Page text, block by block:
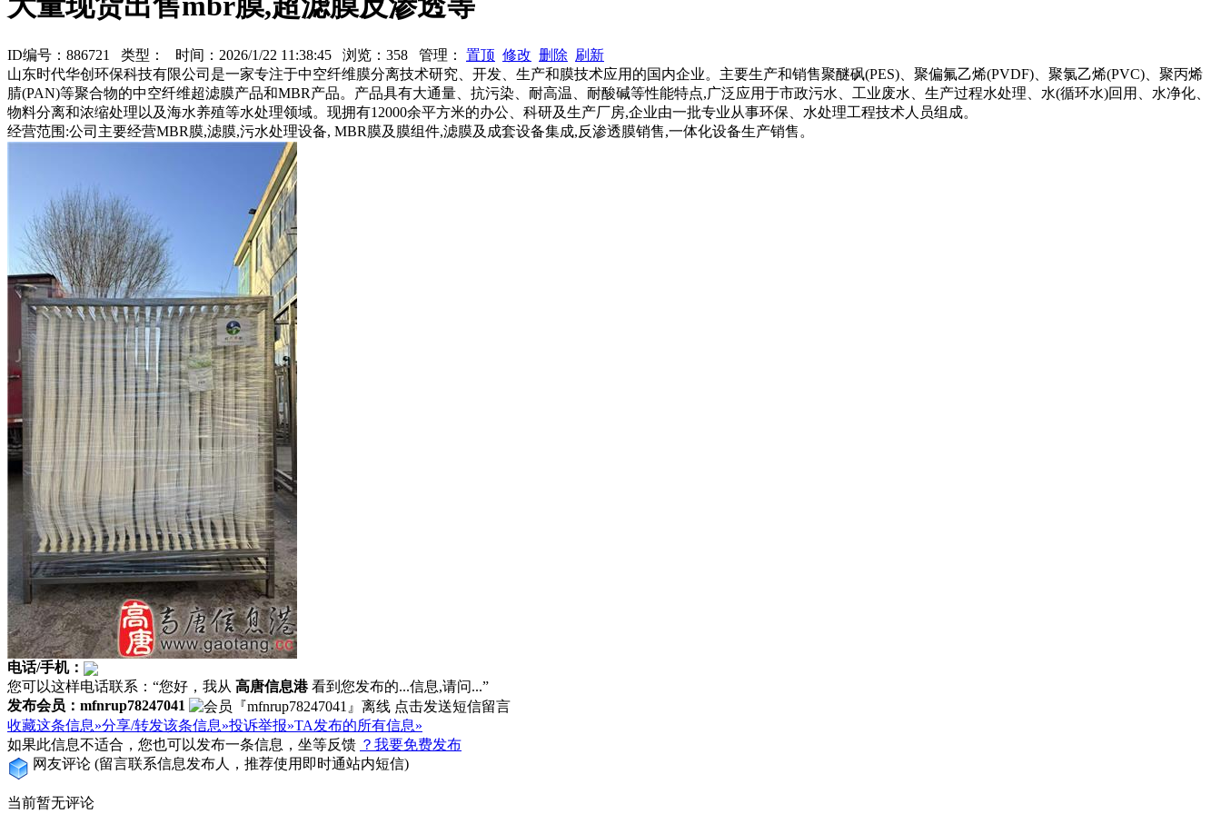
ID编号：886721 类型： 时间：2026/1/22 11:38:45 浏览：358 管理： 置顶 修改 删除 刷新
山东时代华创环保科技有限公司是一家专注于中空纤维膜分离技术研究、开发、生产和膜技术应用的国内企业。主要生产和销售聚醚砜(PES)、聚偏氟乙烯(PVDF)、聚氯乙烯(PVC)、聚丙烯
腈(PAN)等聚合物的中空纤维超滤膜产品和MBR产品。产品具有大通量、抗污染、耐高温、耐酸碱等性能特点,广泛应用于市政污水、工业废水、生产过程水处理、水(循环水)回用、水净化、
物料分离和浓缩处理以及海水养殖等水处理领域。现拥有12000余平方米的办公、科研及生产厂房,企业由一批专业从事环保、水处理工程技术人员组成。
经营范围:公司主要经营MBR膜,滤膜,污水处理设备, MBR膜及膜组件,滤膜及成套设备集成,反渗透膜销售,一体化设备生产销售。
电话/手机：
您可以这样电话联系：“您好，我从 高唐信息港看到您发布的...信息,请问...”
发布会员：mfnrup78247041
收藏这条信息»分享/转发该条信息»投诉举报»TA发布的所有信息»
如果此信息不适合，您也可以发布一条信息，坐等反馈 ？我要免费发布
网友评论 (留言联系信息发布人，推荐使用即时通站内短信)
当前暂无评论